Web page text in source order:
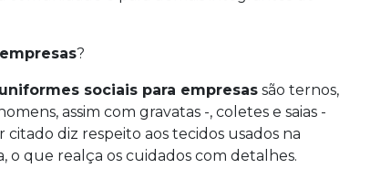
?
uniformes sociais para empresas são ternos,
assim com gravatas -, coletes e saias -
diz respeito aos tecidos usados na
o que realça os cuidados com detalhes.